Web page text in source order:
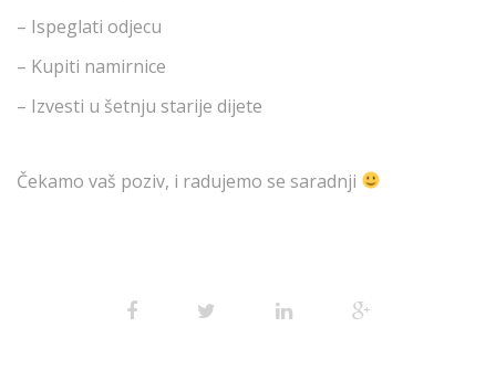
– Ispeglati odjecu
– Kupiti namirnice
– Izvesti u šetnju starije dijete
Čekamo vaš poziv, i radujemo se saradnji